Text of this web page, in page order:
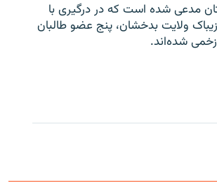
مدعی شده است که در درگیری با
ولایت بدخشان، پنج عضو طالبان